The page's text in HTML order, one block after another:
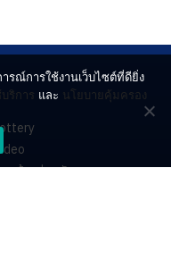
มด้วยช่วยกัน
รณ์การใช้งานเว็บไซต์ที่ดียิ่ง
ริการ และ นโยบายคุ้มครอง